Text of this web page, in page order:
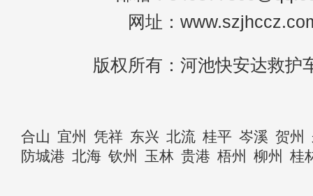
网址：
版权所有：河池快安达救护
合山 宜州 凭祥 东兴 北流 桂平 岑溪 贺州
防城港 北海 钦州 玉林 贵港 梧州 柳州 桂